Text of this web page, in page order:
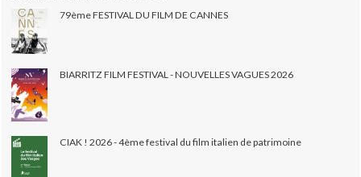
79ème FESTIVAL DU FILM DE CANNES
BIARRITZ FILM FESTIVAL - NOUVELLES VAGUES 2026
CIAK ! 2026 - 4ème festival du film italien de patrimoine